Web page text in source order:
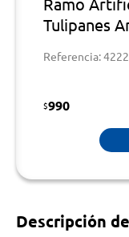
Tulipanes
Referencia:
$990
Descripción